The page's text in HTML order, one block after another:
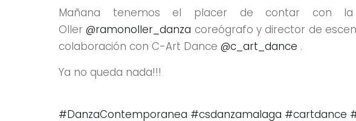
Mañana tenemos el placer de contar con
Oller@ramonoller_danza coreógrafo y director de
colaboración con C-Art Dance @c_art_dance .
Ya no queda nada!!!
#DanzaContemporanea #csdanzamalaga #cartdance